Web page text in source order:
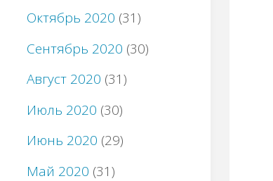
Октябрь 2020 (31)
Сентябрь 2020 (30)
Август 2020 (31)
Июль 2020 (30)
Июнь 2020 (29)
Май 2020 (31)